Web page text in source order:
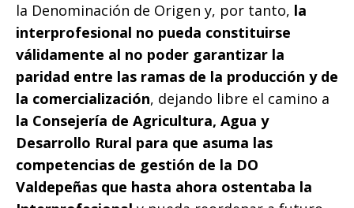
la Denominación de Origen y, por tanto, la
interprofesional no pueda constituirse
válidamente al no poder garantizar la
paridad entre las ramas de la producción y de
la comercialización, dejando libre el camino a
la Consejería de Agricultura, Agua y
Desarrollo Rural para que asuma las
competencias de gestión de la DO
Valdepeñas que hasta ahora ostentaba la